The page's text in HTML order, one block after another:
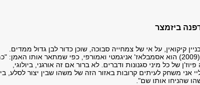
ביזמצר
קיקואין, על אי של צמחייה סבוכה, שוכן כדור לבן גדול ממדים.
פסלו של איתן בן משה מזל (2009) הוא אסמבלאז' אניגמטי ואמורפי, כפי שמתאר אותו האמן:
של כל מיני סגנונות ודברים. לא ברור אם זה אורגני, ביולוגי,
אני משחק לעיתים קרובות באזור הזה של משהו שבין יצור לסלע,
שהניחו אותו שם".